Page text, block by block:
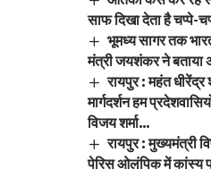
साफ दिखा देता है चप्पे-
भूमध्य सागर तक
मंत्री जयशंकर ने बताया
रायपुर : महंत धीरेंद्र
मार्गदर्शन हम
विजय शर्मा…
रायपुर : मुख्यमंत्री
पेरिस ओलंपिक में कांस्य